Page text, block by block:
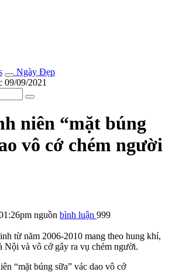
Ngày Đẹp
09/2021
niên “mặt búng
vô cớ chém người
nguồn bình luận 999
từ năm 2006-2010 mang theo hung khí,
Nội và vô cớ gây ra vụ chém người.